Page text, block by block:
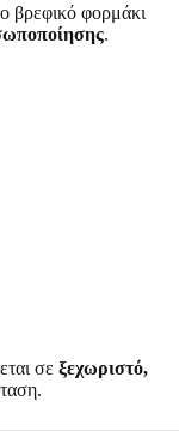
βρεφικό φορμάκι
.
σε ξεχωριστό,